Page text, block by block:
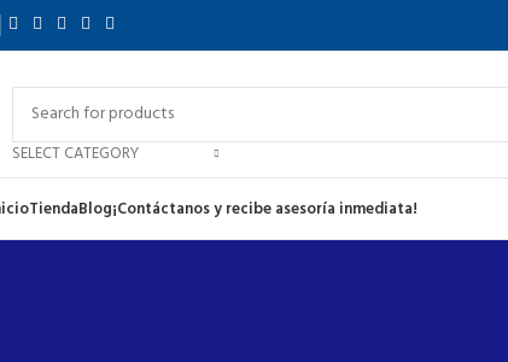
SELECT CATEGORY
TiendaBlog¡Contáctanos y recibe asesoría inmediata!